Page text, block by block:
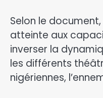
‎Selon le
atteinte aux
inverser la
les différents
nigériennes,